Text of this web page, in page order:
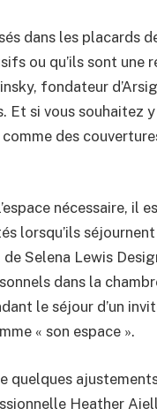
dans les placards
ou qu’ils sont une
fondateur
Et si vous souhaitez
des
nécessaire, il
lorsqu’ils
Selena Lewis
dans la
le séjour d’un
« son espace ».
quelques
Heather